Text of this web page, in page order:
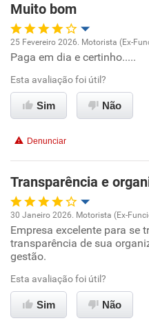
Recomenda esta
Recomenda a
Muito bom
Oportunidade de promoção
Ambiente de trabalho
Benefícios
Recomenda esta empresa
Recomenda a diretoria
25 Fevereiro 2026. Motorista (Ex-
Paga em dia e certinho.....
Esta avaliação foi útil?
Sim Não
Denunciar
Transparência e
Oportunidade de promoção
Conciliação com a vida
30 Janeiro 2026. Motorista (Ex-
Empresa excelente para se
transparência de sua
gestão.
Esta avaliação foi útil?
Sim Não